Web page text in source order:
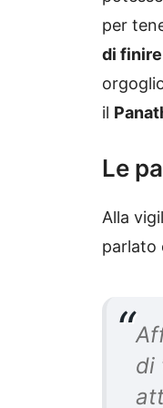
per
di
il
Le
Alla
parlato
di